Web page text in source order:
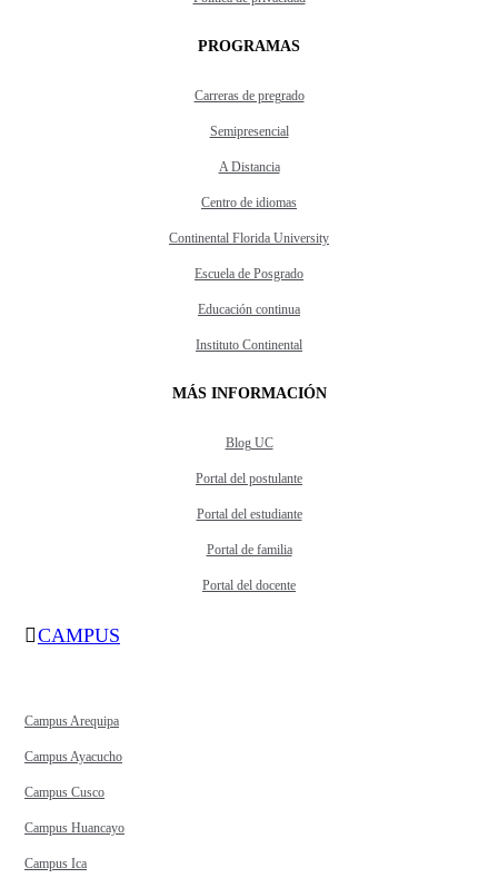
PROGRAMAS
Carreras de pregrado
Semipresencial
A Distancia
Centro de idiomas
Continental Florida University
Escuela de Posgrado
Educación continua
Instituto Continental
MÁS INFORMACIÓN
Blog UC
Portal del postulante
Portal del estudiante
Portal de familia
Portal del docente
CAMPUS
Campus Arequipa
Campus Ayacucho
Campus Cusco
Campus Huancayo
Campus Ica